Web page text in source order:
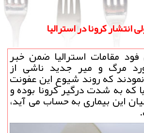
انتشار كرونا در استرالیا
مقامات استرالیا ضمن خبر
از ۱۷ مورد مرگ و میر جدید ناشی از
اعلام نمودند كه روند شیوع این عفونت
كه به شدت درگیر كرونا بوده و
این بیماری به حساب می آید،